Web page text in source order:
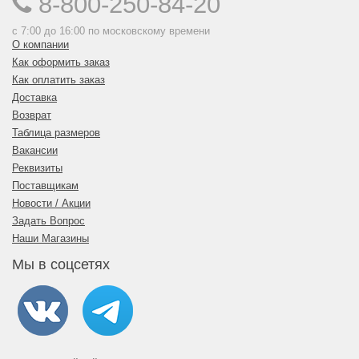
с 7:00 до 16:00 по московскому времени
О компании
Как оформить заказ
Как оплатить заказ
Доставка
Возврат
Таблица размеров
Вакансии
Реквизиты
Поставщикам
Новости / Акции
Задать Вопрос
Наши Магазины
Мы в соцсетях